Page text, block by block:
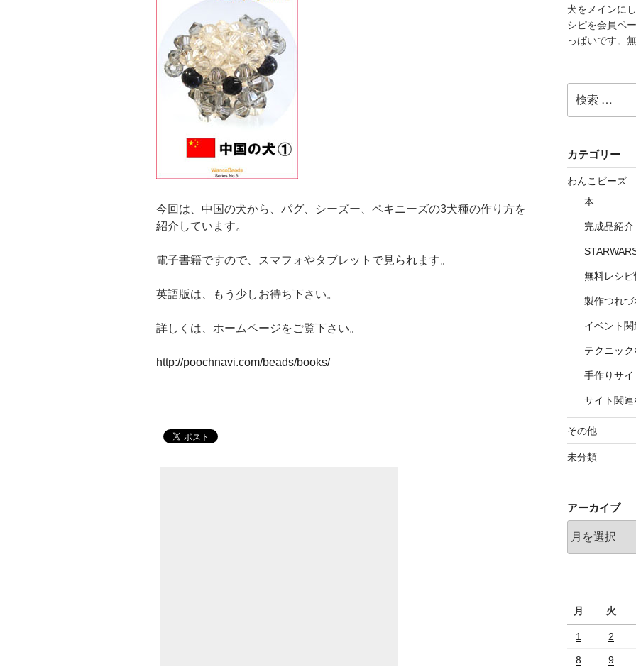
今回は、中国の犬から、パグ、シーズー、ペキニーズの3犬種の作り方を
紹介しています。
電子書籍ですので、スマフォやタブレットで見られます。
英語版は、もう少しお待ち下さい。
詳しくは、ホームページをご覧下さい。
http://poochnavi.com/beads/books/
犬をメインに
シピを会員ペ
っぱいです。
索:
カテゴリー
わんこビーズ
本
完成品紹介
無料レシピ
製作つれづ
イベント関
テクニック
手作りサ
サイト関
その他
未分類
アーカイブ
ー
月
火
1 2
8 9